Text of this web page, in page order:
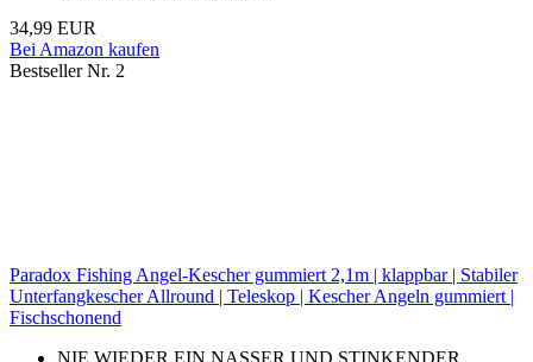
34,99 EUR
Bei Amazon kaufen
Bestseller Nr. 2
Paradox Fishing Angel-Kescher gummiert 2,1m | klappbar | Stabiler
Unterfangkescher Allround | Teleskop | Kescher Angeln gummiert |
Fischschonend